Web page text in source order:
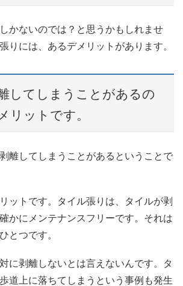
かないのでは？と思うかもしれませ
りには、あるデメリットがあります。
してしまうことがあるの
リットです。
離してしまうことがあるということで
ットです。タイル張りは、タイルが剥
かにメンテナンスフリーです。それは
とつです。
に剥離しないとは言えないんです。タ
道上に落ちてしまうという事例も発生